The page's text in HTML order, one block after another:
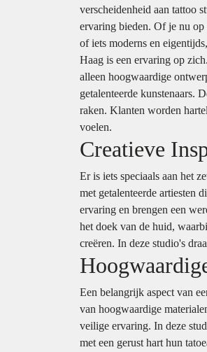
verscheidenheid aan tattoo
ervaring bieden. Of je nu op
of iets moderns en
Haag is een ervaring op zich.
alleen hoogwaardige
getalenteerde kunstenaars.
raken. Klanten worden
voelen.
Creatieve
Er is iets speciaals aan het
met getalenteerde artiesten
ervaring en brengen een
het doek van de huid,
creëren. In deze studio's
Een belangrijk aspect van
van hoogwaardige
veilige ervaring. In deze
met een gerust hart hun